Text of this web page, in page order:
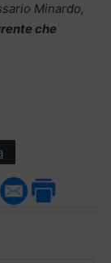
Minardo,
che